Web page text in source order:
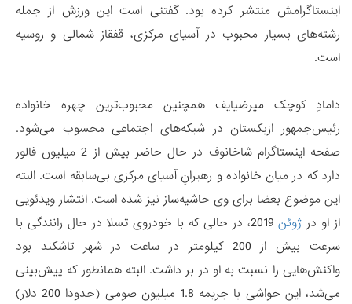
اینستاگرامش منتشر کرده بود. گفتنی است این ورزش از جمله
رشته‌های بسیار محبوب در آسیای مرکزی، قفقاز شمالی و روسیه
است.
دامادِ کوچک میرضیایف همچنین محبوب‌ترین چهره خانواده
رئیس‌جمهور ازبکستان در شبکه‌های اجتماعی محسوب می‌شود.
صفحه اینستاگرام شاخانوف در حال حاضر بیش از 2 میلیون فالور
دارد که در میان خانواده و رهبرانِ آسیای مرکزی بی‌سابقه است. البته
این موضوع بعضا برای وی حاشیه‌ساز نیز شده است. انتشار ویدئویی
از او در ژوئن
2019، در حالی که با خودروی تسلا در حال رانندگی با
سرعت بیش از 200 کیلومتر در ساعت در شهر تاشکند بود
واکنش‌هایی را نسبت به او در بر داشت. البته همانطور که پیش‌بینی
می‌شد، این حواشی با جریمه 1.8 میلیون صومی (حدودا 200 دلار)